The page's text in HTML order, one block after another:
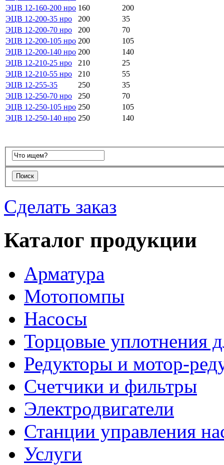
ЭЦВ 12-160-200 нро 160
200
ЭЦВ 12-200-35 нро
200
35
ЭЦВ 12-200-70 нро
200
70
ЭЦВ 12-200-105 нро 200
105
ЭЦВ 12-200-140 нро 200
140
ЭЦВ 12-210-25 нро
210
25
ЭЦВ 12-210-55 нро
210
55
ЭЦВ 12-255-35
250
35
ЭЦВ 12-250-70 нро
250
70
ЭЦВ 12-250-105 нро 250
105
ЭЦВ 12-250-140 нро 250 140
Сделать заказ
Каталог продукции
Арматура
Мотопомпы
Насосы
Торцовые уплотнения
Редукторы и мотор-
Счетчики и фильтры
Электродвигатели
Станции управления
Услуги